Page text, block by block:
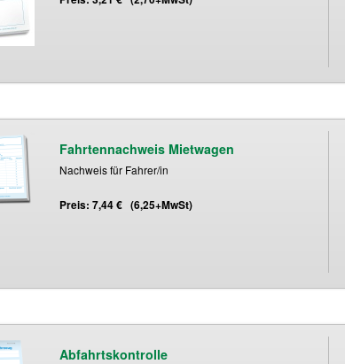
Fahrtennachweis Mietwagen
Nachweis für Fahrer/in
Preis: 7,44 € (6,25+MwSt)
Abfahrtskontrolle